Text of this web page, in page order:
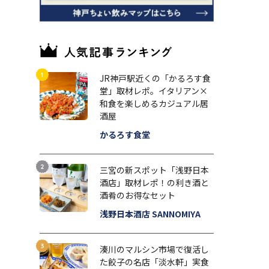
JR神戸駅近くの「かるろす食
堂」取材レポ。イタリアン×
和食を楽しめるカジュアル居
酒屋
かるろす食堂
三宮の新スポット「浅野日本
酒店」取材レポ！の利き酒と
酒肴のお得なセット
浅野日本酒店 SANNOMIYA
湊川のマルシン市場で復活し
た餃子の名店「淡水軒」実食